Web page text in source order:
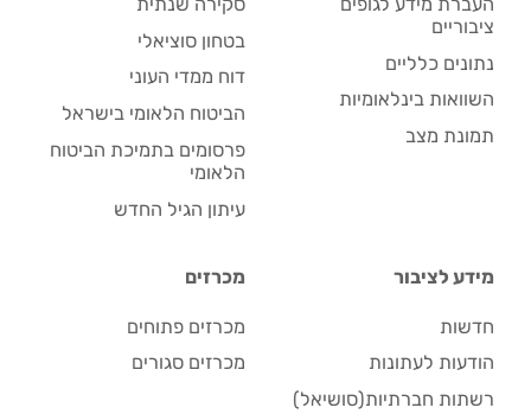
ציבוריים
נתונים כלליים
השוואות בינלאומיות
תמונת מצב
בטחון סוציאלי
דוח ממדי העוני
הביטוח הלאומי בישראל
פרסומים בתמיכת הביטוח
הלאומי
עיתון הגיל החדש
מידע לציבור
חדשות
הודעות לעתונות
רשתות חברתיות(סושיאל)
מכרזים
מכרזים פתוחים
מכרזים סגורים